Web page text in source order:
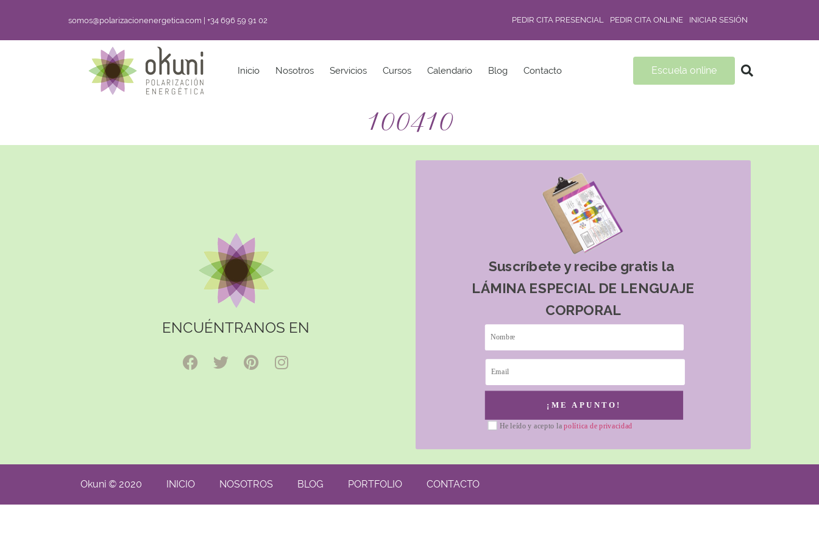
somos@polarizacionenergetica.com | +34 696 59 91 02 PEDIR CITA PRESENCIAL PEDIR CITA ONLINE INICIAR SESIÓN
Inicio Nosotros Servicios Cursos Calendario Blog Contacto Escuela online
100410
ENCUÉNTRANOS EN
Suscríbete y recibe gratis la
LÁMINA ESPECIAL DE LENGUAJE
CORPORAL
He leído y acepto lapolítica de privacidad
¡ME APUNTO!
Okuni © 2020 INICIO NOSOTROS BLOG PORTFOLIO CONTACTO